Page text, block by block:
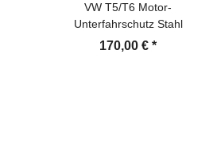
VW T5/T6 Motor-
Unterfahrschutz Stahl
170,00 € *